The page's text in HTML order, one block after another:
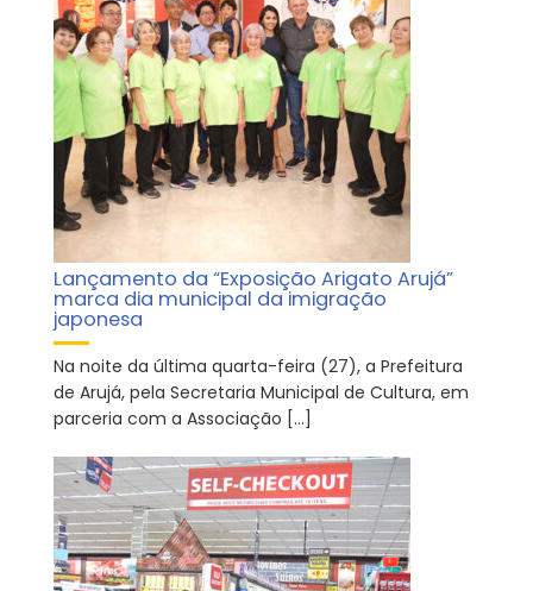
Lançamento da “Exposição Arigato Arujá”
marca dia municipal da imigração
japonesa
Na noite da última quarta-feira (27), a Prefeitura
de Arujá, pela Secretaria Municipal de Cultura, em
parceria com a Associação […]